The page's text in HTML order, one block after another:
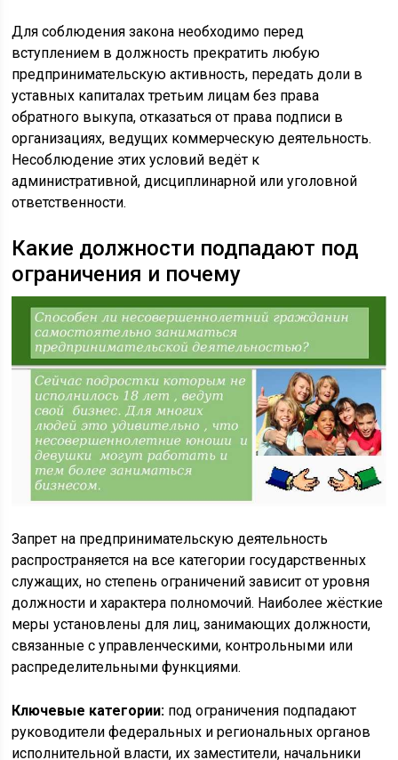
Для соблюдения закона необходимо перед
вступлением в должность прекратить любую
предпринимательскую активность, передать доли в
уставных капиталах третьим лицам без права
обратного выкупа, отказаться от права подписи в
организациях, ведущих коммерческую деятельность.
Несоблюдение этих условий ведёт к
административной, дисциплинарной или уголовной
ответственности.
Какие должности подпадают под
ограничения и почему
Запрет на предпринимательскую деятельность
распространяется на все категории государственных
служащих, но степень ограничений зависит от уровня
должности и характера полномочий. Наиболее жёсткие
меры установлены для лиц, занимающих должности,
связанные с управленческими, контрольными или
распределительными функциями.
Ключевые категории: под ограничения подпадают
руководители федеральных и региональных органов
исполнительной власти, их заместители, начальники